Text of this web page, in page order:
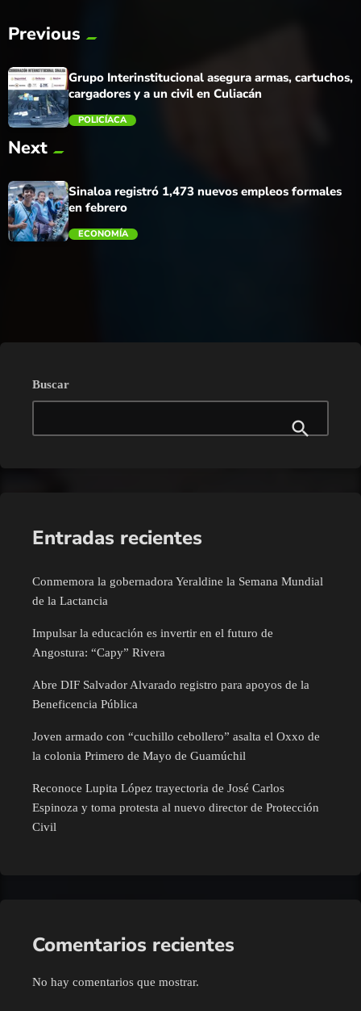
Previous
trending_flat
Grupo Interinstitucional asegura armas, cartuchos,
cargadores y a un civil en Culiacán
POLICÍACA
Next
Sinaloa registró 1,473 nuevos empleos formales
en febrero
ECONOMÍA
Buscar
Entradas recientes
Conmemora la gobernadora Yeraldine la Semana Mundial
de la Lactancia
Impulsar la educación es invertir en el futuro de
Angostura: “Capy” Rivera
Abre DIF Salvador Alvarado registro para apoyos de la
Beneficencia Pública
Joven armado con “cuchillo cebollero” asalta el Oxxo de
la colonia Primero de Mayo de Guamúchil
Reconoce Lupita López trayectoria de José Carlos
Espinoza y toma protesta al nuevo director de Protección
Civil
Comentarios recientes
No hay comentarios que mostrar.